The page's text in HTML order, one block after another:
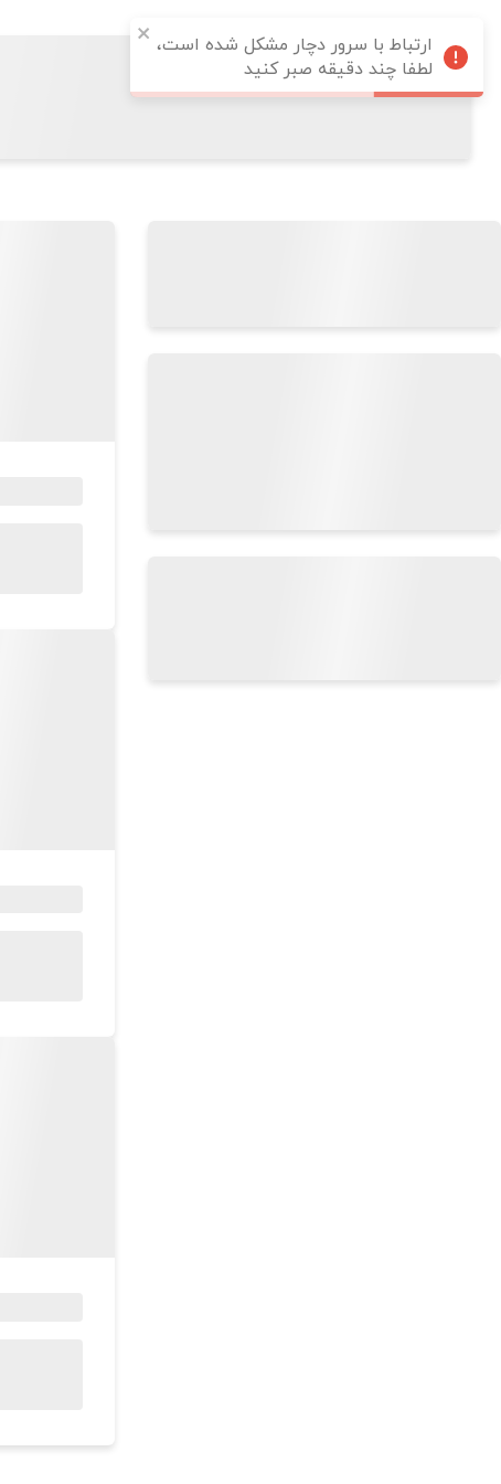
ارتباط با سرور دچار مشکل شده است،
لطفا چند دقیقه صبر کنید